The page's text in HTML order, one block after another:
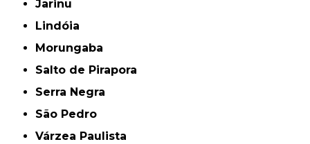
Jarinu
Lindóia
Morungaba
Salto de Pirapora
Serra Negra
São Pedro
Várzea Paulista